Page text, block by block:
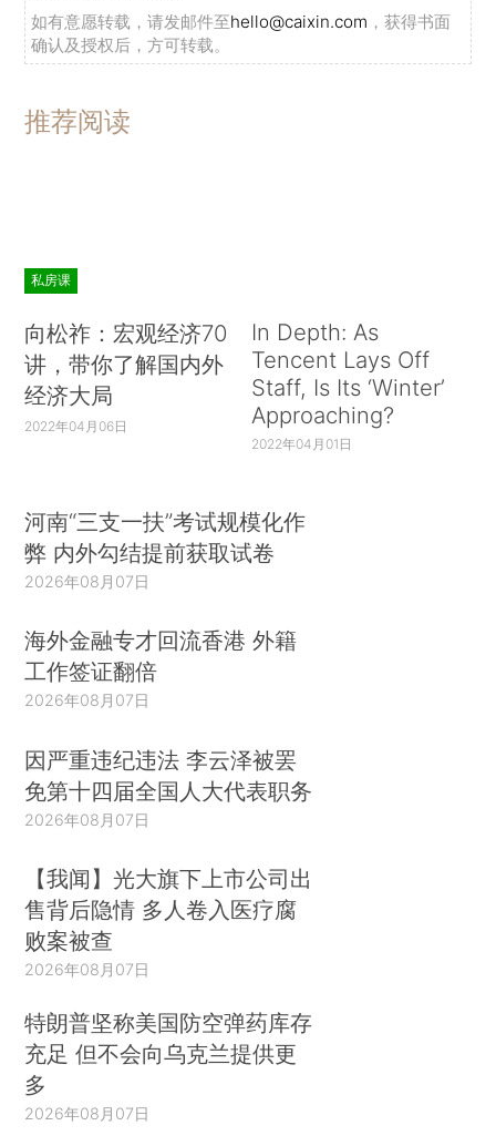
如有意愿转载，请发邮件至hello@caixin.com ，获得书面
确认及授权后，方可转载。
推荐阅读
私房课
向松祚：宏观经济70
讲，带你了解国内外
经济大局
2022年04月06日
In Depth: As
Tencent Lays Off
Staff, Is Its ‘Winter’
Approaching?
2022年04月01日
河南“三支一扶”考试规模化作
弊 内外勾结提前获取试卷
2026年08月07日
海外金融专才回流香港 外籍
工作签证翻倍
2026年08月07日
因严重违纪违法 李云泽被罢
免第十四届全国人大代表职务
2026年08月07日
【我闻】光大旗下上市公司出
售背后隐情 多人卷入医疗腐
败案被查
2026年08月07日
特朗普坚称美国防空弹药库存
充足 但不会向乌克兰提供更
多
2026年08月07日